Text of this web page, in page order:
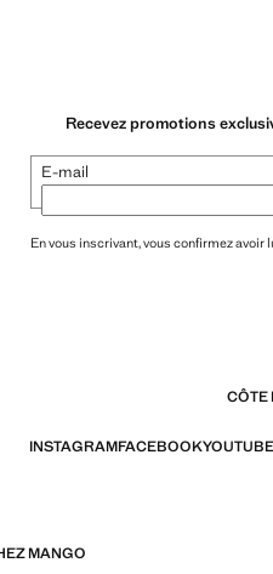
Recevez promotions
E-mail
En vous inscrivant, vous confirmez avoir
CÔTE
INSTAGRAMFACEBOOKYOUTUBE
MANGO